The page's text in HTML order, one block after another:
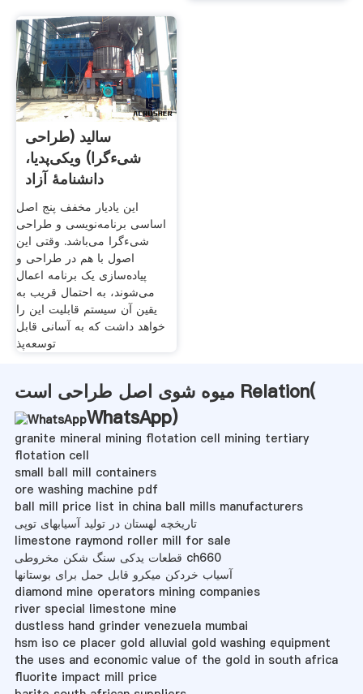
سالید (طراحی
شیءگرا) ویکی‌پدیا،
دانشنامهٔ آزاد
این یادیار مخفف پنج اصل
اساسی برنامه‌نویسی و طراحی
شیءگرا می‌باشد. وقتی این
اصول با هم در طراحی و
پیاده‌سازی یک برنامه اعمال
می‌شوند، به احتمال قریب به
یقین آن سیستم قابلیت این را
خواهد داشت که به آسانی قابل
توسعه‌پذ
میوه شوی اصل طراحی است Relation(
WhatsApp)
granite mineral mining flotation cell mining tertiary
flotation cell
small ball mill containers
ore washing machine pdf
ball mill price list in china ball mills manufacturers
تاریخچه لهستان در تولید آسیابهای توپی
limestone raymond roller mill for sale
قطعات یدکی سنگ شکن مخروطی ch660
آسیاب خردکن میکرو قابل حمل برای بوستانها
diamond mine operators mining companies
river special limestone mine
dustless hand grinder venezuela mumbai
hsm iso ce placer gold alluvial gold washing equipment
the uses and economic value of the gold in south africa
fluorite impact mill price